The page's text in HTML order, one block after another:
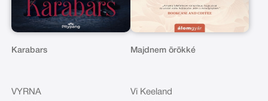
Karabars
VYRNA
Majdnem örökké
Vi Keeland